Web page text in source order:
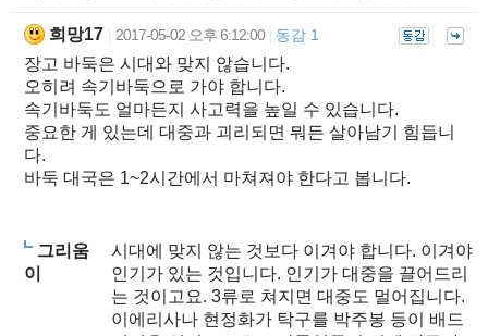
희망17 2017-05-02 오후 6:12:00 동감 1
장고 바둑은 시대와 맞지 않습니다.
오히려 속기바둑으로 가야 합니다.
속기바둑도 얼마든지 사고력을 높일 수 있습니다.
중요한 게 있는데 대중과 괴리되면 뭐든 살아남기 힘듭니
다.
바둑 대국은 1~2시간에서 마쳐져야 한다고 봅니다.
그리움
이
시대에 맞지 않는 것보다 이겨야 합니다. 이겨야
인기가 있는 것입니다. 인기가 대중을 끌어드리
는 것이고요. 3류로 쳐지면 대중도 멀어집니다.
이에리사나 현정화가 탁구를 박주봉 등이 배드